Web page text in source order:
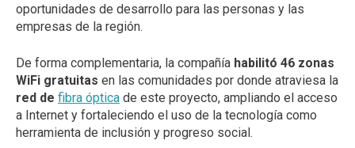
oportunidades de desarrollo para las personas y las
empresas de la región.
De forma complementaria, la compañía habilitó 46 zonas
WiFi gratuitas en las comunidades por donde atraviesa la
red de fibra óptica de este proyecto, ampliando el acceso
a Internet y fortaleciendo el uso de la tecnología como
herramienta de inclusión y progreso social.